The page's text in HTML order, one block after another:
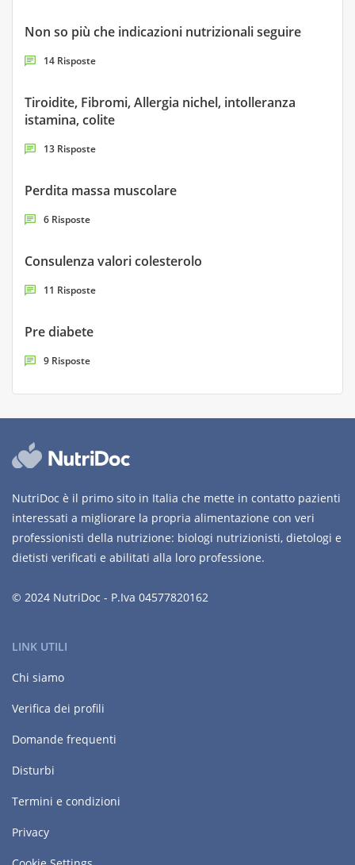
Non so più che indicazioni nutrizionali seguire
14 Risposte
Tiroidite, Fibromi, Allergia nichel, intolleranza
istamina, colite
13 Risposte
Perdita massa muscolare
6 Risposte
Consulenza valori colesterolo
11 Risposte
Pre diabete
9 Risposte
NutriDoc è il primo sito in Italia che mette in contatto pazienti
interessati a migliorare la propria alimentazione con veri
professionisti della nutrizione: biologi nutrizionisti, dietologi e
dietisti verificati e abilitati alla loro professione.
© 2024 NutriDoc - P.Iva 04577820162
LINK UTILI
Chi siamo
Verifica dei profili
Domande frequenti
Disturbi
Termini e condizioni
Privacy